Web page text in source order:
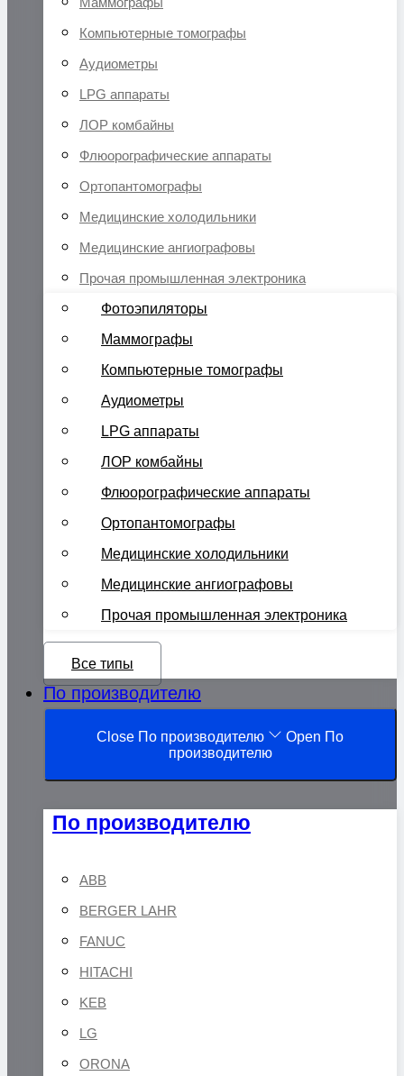
Компьютерные томографы
Аудиометры
LPG аппараты
ЛОР комбайны
Флюорографические аппараты
Ортопантомографы
Медицинские холодильники
Медицинские ангиографовы
Прочая промышленная электроника
Фотоэпиляторы
Маммографы
Компьютерные томографы
Аудиометры
LPG аппараты
ЛОР комбайны
Флюорографические аппараты
Ортопантомографы
Медицинские холодильники
Медицинские ангиографовы
Прочая промышленная электроника
Все типы
По производителю
Close По производителю
Open По
производителю
По производителю
ABB
BERGER LAHR
FANUC
HITACHI
KEB
LG
ORONA